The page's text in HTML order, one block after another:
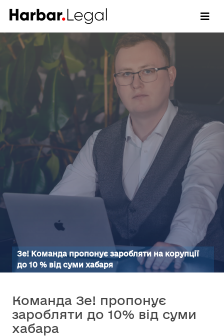
Зе! Команда пропонує заробляти на корупції
до 10 % від суми хабаря
Команда Зе! пропонує
заробляти до 10% від суми
хабара